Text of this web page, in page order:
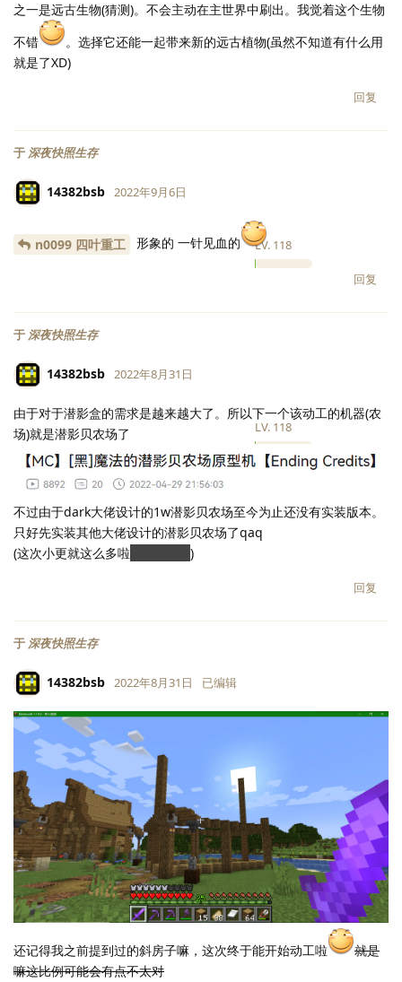
之一是远古生物(猜测)。不会主动在主世界中刷出。我觉着这个生物
不错
。选择它还能一起带来新的远古植物(虽然不知道有什么用
就是了XD)
回复
于 深夜快照生存
14382bsb
LV. 118
2022年9月6日
n0099 四叶重工 形象的 一针见血的
回复
于 深夜快照生存
14382bsb
LV. 118
2022年8月31日
由于对于潜影盒的需求是越来越大了。所以下一个该动工的机器(农
场)就是潜影贝农场了
不过由于dark大佬设计的1w潜影贝农场至今为止还没有实装版本。
只好先实装其他大佬设计的潜影贝农场了qaq
(这次小更就这么多啦
)
回复
于 深夜快照生存
14382bsb 2022年8月31日 已编辑
还记得我之前提到过的斜房子嘛，这次终于能开始动工啦
就是
嘛这比例可能会有点不太对